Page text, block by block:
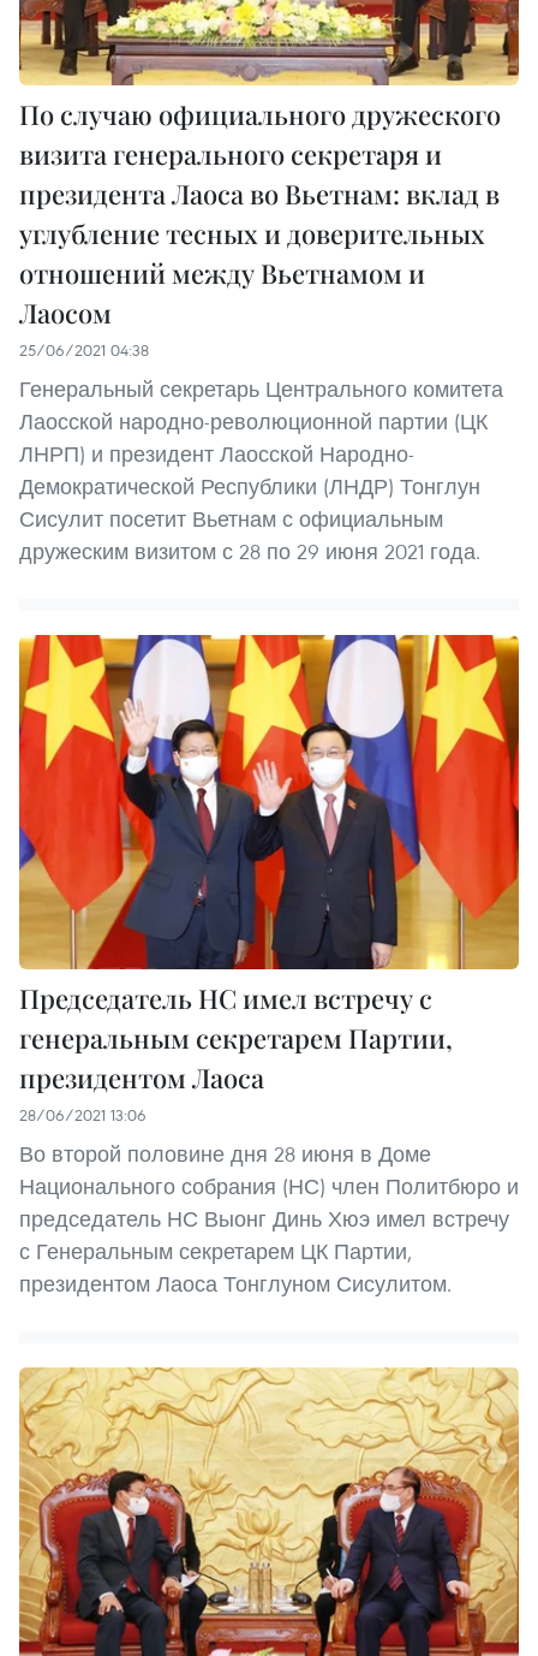
По случаю официального дружеского
визита генерального секретаря и
президента Лаоса во Вьетнам: вклад в
углубление тесных и доверительных
отношений между Вьетнамом и
Лаосом
25/06/2021 04:38
Генеральный секретарь Центрального комитета
Лаосской народно-революционной партии (ЦК
ЛНРП) и президент Лаосской Народно-
Демократической Республики (ЛНДР) Тонглун
Сисулит посетит Вьетнам с официальным
дружеским визитом с 28 по 29 июня 2021 года.
Председатель НС имел встречу с
генеральным секретарем Партии,
президентом Лаоса
28/06/2021 13:06
Во второй половине дня 28 июня в Доме
Национального собрания (НС) член Политбюро и
председатель НС Выонг Динь Хюэ имел встречу
с Генеральным секретарем ЦК Партии,
президентом Лаоса Тонглуном Сисулитом.